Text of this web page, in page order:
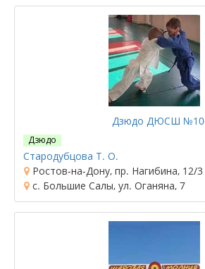
Дзюдо ДЮСШ №10
Дзюдо
Стародубцова Т. О.
Ростов-на-Дону, пр. Нагибина, 12/3
с. Большие Салы, ул. Оганяна, 7